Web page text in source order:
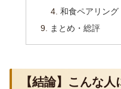
和食ペアリング
まとめ・総評
【結論】こんな